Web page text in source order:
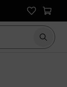
Suche